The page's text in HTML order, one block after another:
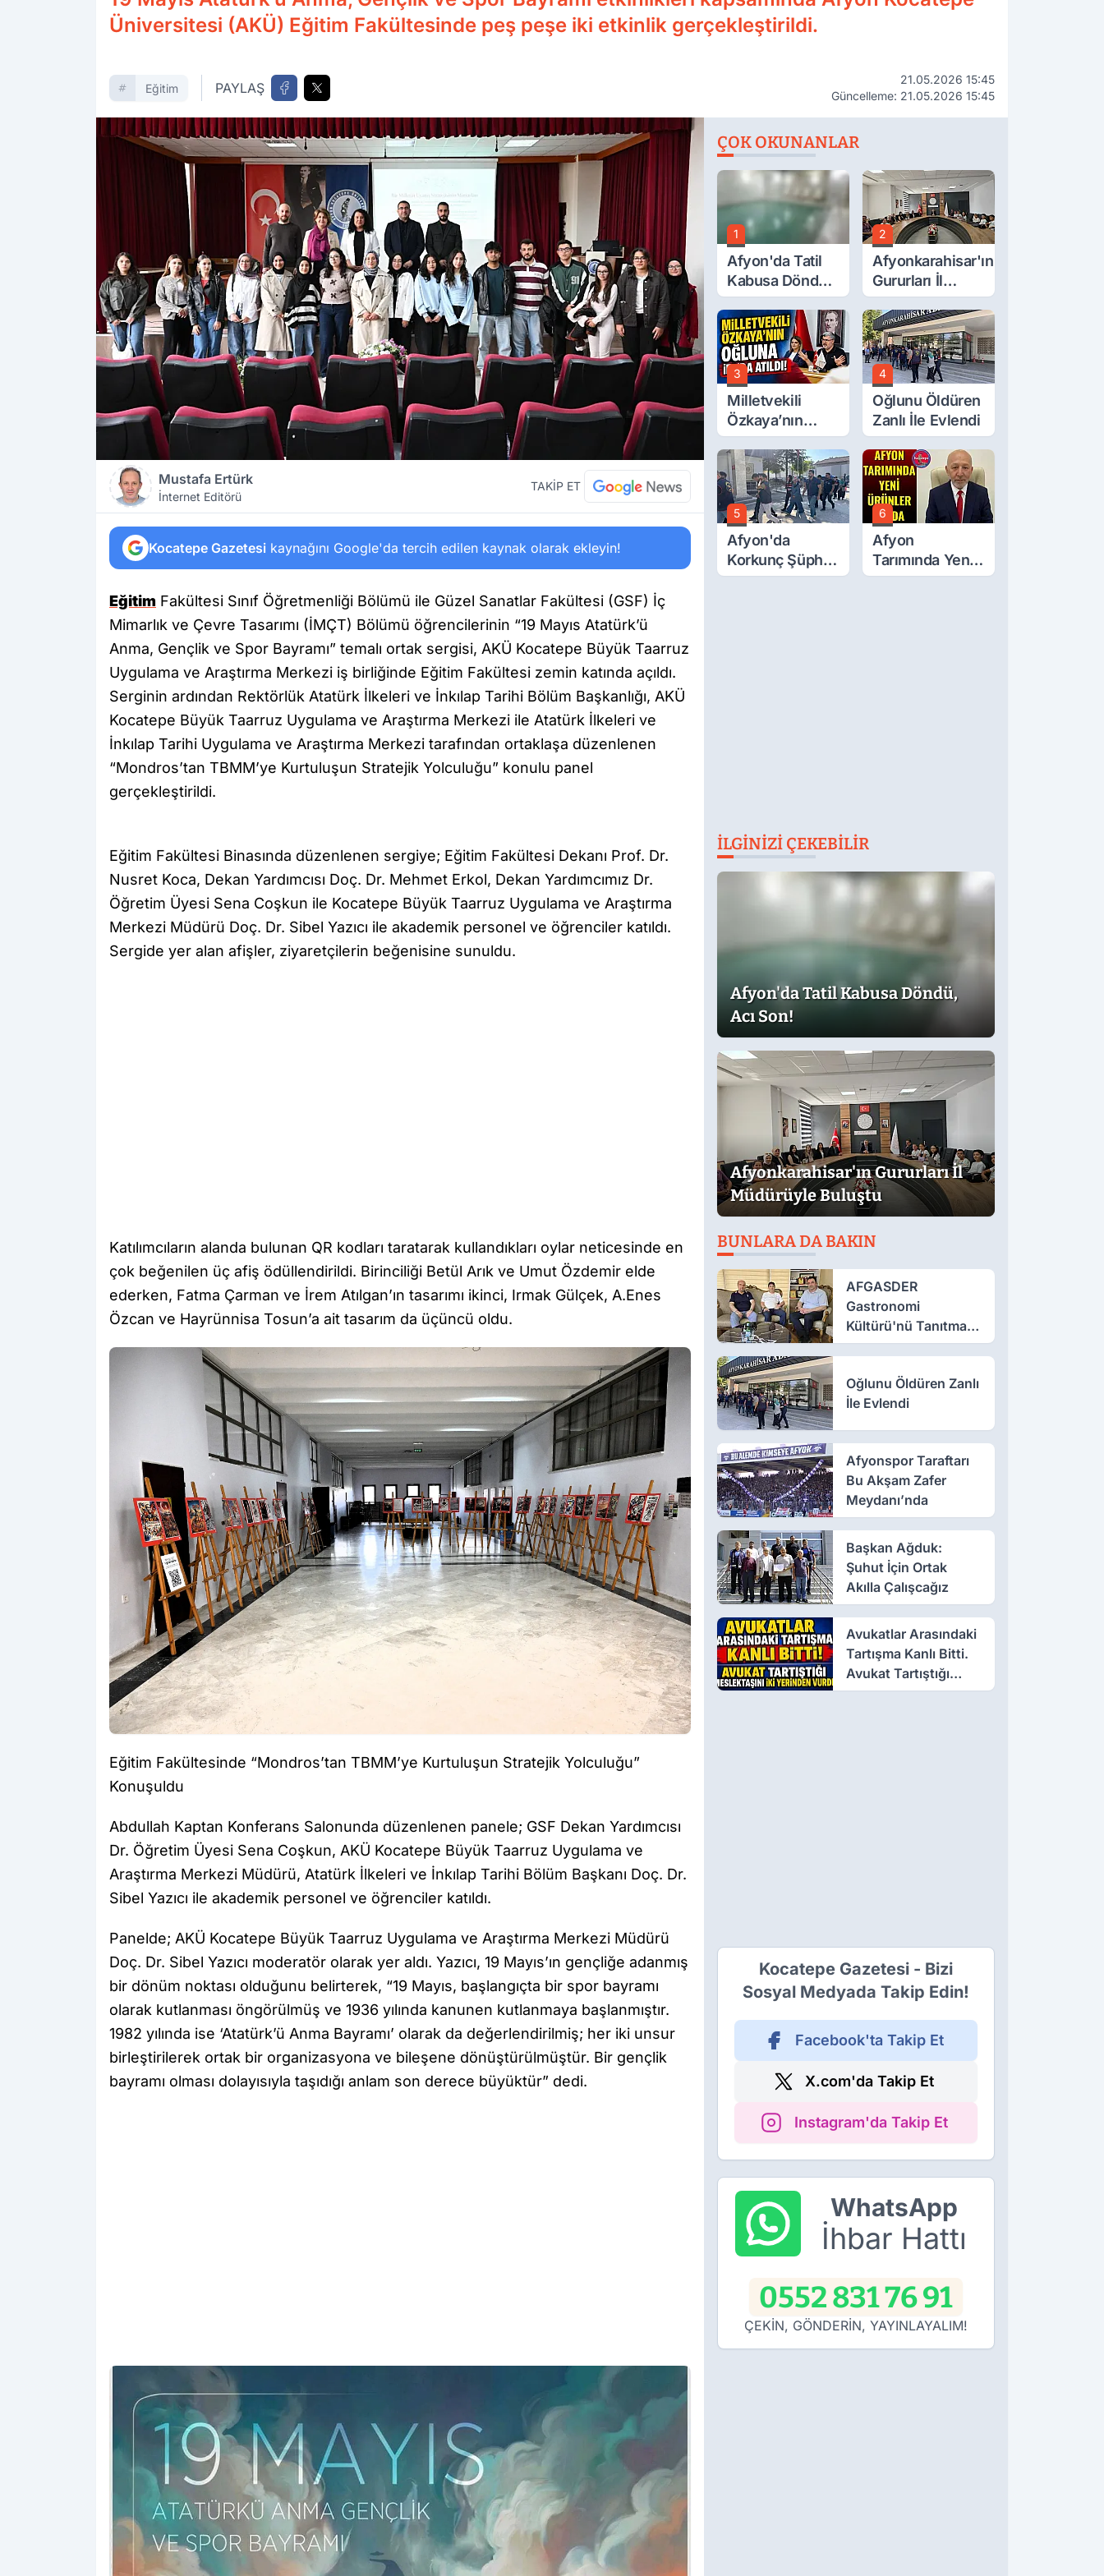
Üniversitesi (AKÜ) Eğitim Fakültesinde peş peşe iki etkinlik gerçekleştirildi.
Eğitim PAYLAŞ
21.05.2026 15:45
Güncelleme: 21.05.2026 15:45
Mustafa Ertürk
İnternet Editörü
TAKİP ET
Kocatepe Gazetesi kaynağını Google'da tercih edilen kaynak olarak ekleyin!
Eğitim Fakültesi Sınıf Öğretmenliği Bölümü ile Güzel Sanatlar Fakültesi (GSF) İç
Mimarlık ve Çevre Tasarımı (İMÇT) Bölümü öğrencilerinin “19 Mayıs Atatürk’ü
Anma, Gençlik ve Spor Bayramı” temalı ortak sergisi, AKÜ Kocatepe Büyük Taarruz
Uygulama ve Araştırma Merkezi iş birliğinde Eğitim Fakültesi zemin katında açıldı.
Serginin ardından Rektörlük Atatürk İlkeleri ve İnkılap Tarihi Bölüm Başkanlığı, AKÜ
Kocatepe Büyük Taarruz Uygulama ve Araştırma Merkezi ile Atatürk İlkeleri ve
İnkılap Tarihi Uygulama ve Araştırma Merkezi tarafından ortaklaşa düzenlenen
“Mondros’tan TBMM’ye Kurtuluşun Stratejik Yolculuğu” konulu panel
gerçekleştirildi.
Eğitim Fakültesi Binasında düzenlenen sergiye; Eğitim Fakültesi Dekanı Prof. Dr.
Nusret Koca, Dekan Yardımcısı Doç. Dr. Mehmet Erkol, Dekan Yardımcımız Dr.
Öğretim Üyesi Sena Coşkun ile Kocatepe Büyük Taarruz Uygulama ve Araştırma
Merkezi Müdürü Doç. Dr. Sibel Yazıcı ile akademik personel ve öğrenciler katıldı.
Sergide yer alan afişler, ziyaretçilerin beğenisine sunuldu.
Katılımcıların alanda bulunan QR kodları taratarak kullandıkları oylar neticesinde en
çok beğenilen üç afiş ödüllendirildi. Birinciliği Betül Arık ve Umut Özdemir elde
ederken, Fatma Çarman ve İrem Atılgan’ın tasarımı ikinci, Irmak Gülçek, A.Enes
Özcan ve Hayrünnisa Tosun’a ait tasarım da üçüncü oldu.
Eğitim Fakültesinde “Mondros’tan TBMM’ye Kurtuluşun Stratejik Yolculuğu”
Konuşuldu
Abdullah Kaptan Konferans Salonunda düzenlenen panele; GSF Dekan Yardımcısı
Dr. Öğretim Üyesi Sena Coşkun, AKÜ Kocatepe Büyük Taarruz Uygulama ve
Araştırma Merkezi Müdürü, Atatürk İlkeleri ve İnkılap Tarihi Bölüm Başkanı Doç. Dr.
Sibel Yazıcı ile akademik personel ve öğrenciler katıldı.
Panelde; AKÜ Kocatepe Büyük Taarruz Uygulama ve Araştırma Merkezi Müdürü
Doç. Dr. Sibel Yazıcı moderatör olarak yer aldı. Yazıcı, 19 Mayıs’ın gençliğe adanmış
bir dönüm noktası olduğunu belirterek, “19 Mayıs, başlangıçta bir spor bayramı
olarak kutlanması öngörülmüş ve 1936 yılında kanunen kutlanmaya başlanmıştır.
1982 yılında ise ‘Atatürk’ü Anma Bayramı’ olarak da değerlendirilmiş; her iki unsur
birleştirilerek ortak bir organizasyona ve bileşene dönüştürülmüştür. Bir gençlik
bayramı olması dolayısıyla taşıdığı anlam son derece büyüktür” dedi.
ÇOK OKUNANLAR
1
Afyon'da Tatil
Kabusa Döndü,
Acı Son!
2
Afyonkarahisar'ın
Gururları İl
Müdürüyle
Buluştu
3
Milletvekili
Özkaya’nın
Oğluna İftira
Atıldı
4
Oğlunu Öldüren
Zanlı İle Evlendi
5
Afyon'da
Korkunç Şüphe!
Düştü Mü,
6
Afyon
Tarımında Yeni
Ürünler Yolda
İLGINIZI ÇEKEBILIR
Afyon'da Tatil Kabusa Döndü,
Acı Son!
Afyonkarahisar'ın Gururları İl
Müdürüyle Buluştu
BUNLARA DA BAKIN
AFGASDER
Gastronomi
Kültürü'nü Tanıtmak
İçin Çalışıyor
Oğlunu Öldüren Zanlı
İle Evlendi
Afyonspor Taraftarı
Bu Akşam Zafer
Meydanı’nda
Başkan Ağduk:
Şuhut İçin Ortak
Akılla Çalışcağız
Avukatlar Arasındaki
Tartışma Kanlı Bitti.
Avukat Tartıştığı
Meslektaşını İki
Kocatepe Gazetesi - Bizi
Sosyal Medyada Takip Edin!
Facebook'ta Takip Et
X.com'da Takip Et
Instagram'da Takip Et
WhatsApp
İhbar Hattı
0552 831 76 91
ÇEKİN, GÖNDERİN, YAYINLAYALIM!